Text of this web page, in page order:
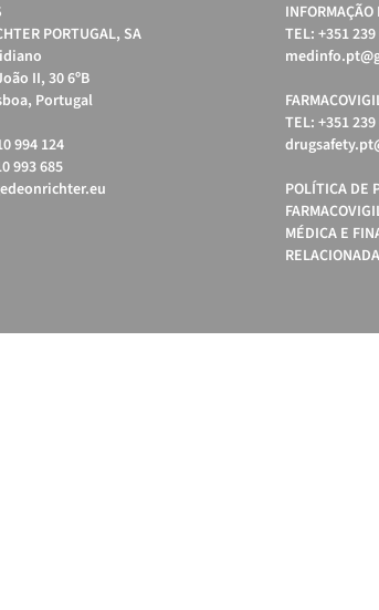
PORTUGAL, SA
II, 30 6ºB
Portugal
994 124
993 685
INFORMAÇÃO
TEL: +351
TEL: +351
POLÍTICA DE
MÉDICA E